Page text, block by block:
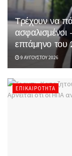
Τρέχουν να
επτάμηνο του
9 ΑΥΓΟΎΣΤΟΥ 2026
ΕΠΙΚΑΙΡΌΤΗΤΑ